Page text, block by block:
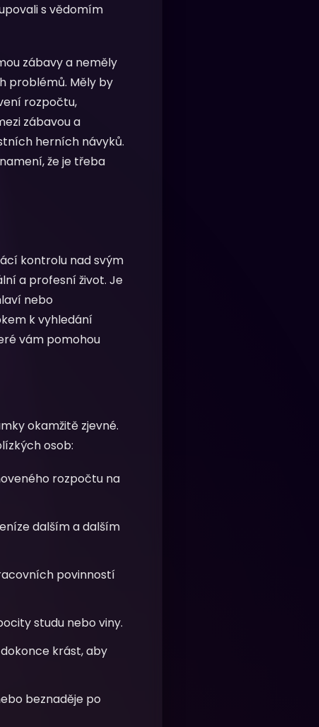
s vědomím
zábavy a neměly
problémů. Měly by
rozpočtu,
zábavou a
herních návyků.
že je třeba
kontrolu nad svým
a profesní život. Je
nebo
k vyhledání
vám pomohou
okamžitě zjevné.
osob:
rozpočtu na
dalším a dalším
povinností
studu nebo viny.
krást, aby
beznaděje po